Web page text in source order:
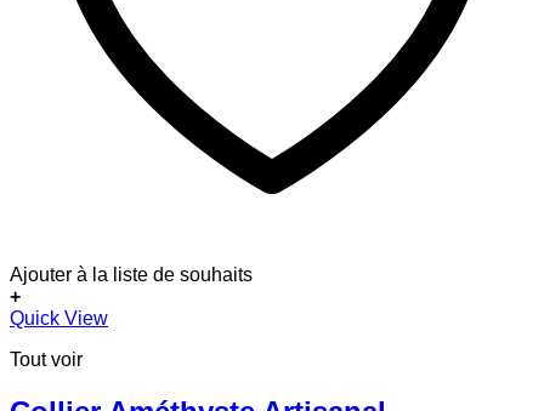
Ajouter à la liste de souhaits
+
Quick View
Tout voir